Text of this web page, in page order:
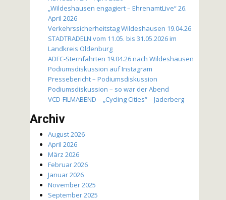
„Wildeshausen engagiert – EhrenamtLive“ 26.
April 2026
Verkehrssicherheitstag Wildeshausen 19.04.26
STADTRADELN vom 11.05. bis 31.05.2026 im
Landkreis Oldenburg
ADFC-Sternfahrten 19.04.26 nach Wildeshausen
Podiumsdiskussion auf Instagram
Pressebericht – Podiumsdiskussion
Podiumsdiskussion – so war der Abend
VCD-FILMABEND – „Cycling Cities“ – Jaderberg
Archiv
August 2026
April 2026
März 2026
Februar 2026
Januar 2026
November 2025
September 2025